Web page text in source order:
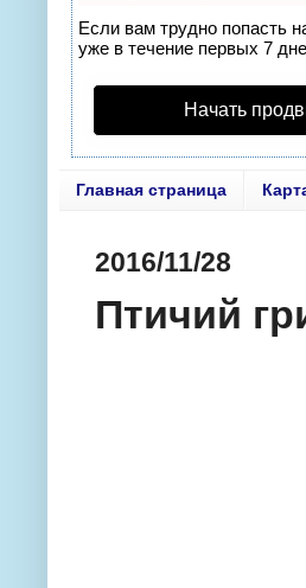
Если вам трудно попасть
уже в течение первых 7
Начать
Главная страница
2016/11/28
Птичий